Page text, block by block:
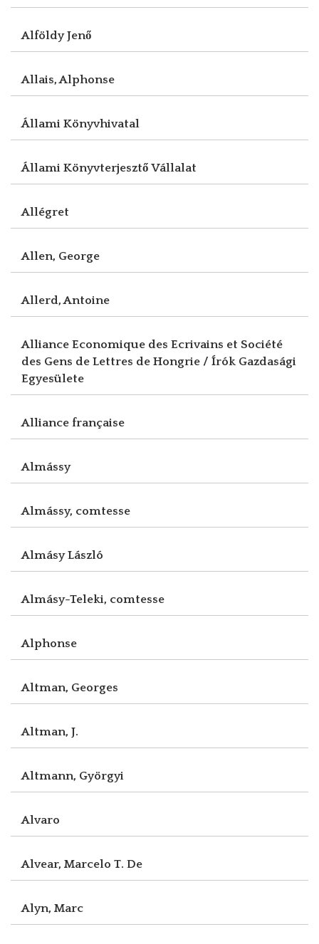
Alföldy Jenő
Allais, Alphonse
Állami Könyvhivatal
Állami Könyvterjesztő Vállalat
Allégret
Allen, George
Allerd, Antoine
Alliance Economique des Ecrivains et Société
des Gens de Lettres de Hongrie / Írók Gazdasági
Egyesülete
Alliance française
Almássy
Almássy, comtesse
Almásy László
Almásy-Teleki, comtesse
Alphonse
Altman, Georges
Altman, J.
Altmann, Györgyi
Alvaro
Alvear, Marcelo T. De
Alyn, Marc